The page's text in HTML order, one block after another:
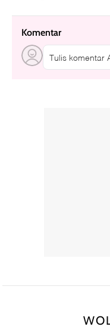
Komentar
Tulis komentar